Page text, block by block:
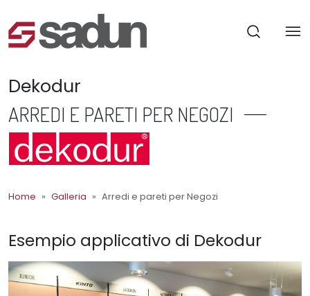
Dekodur
ARREDI E PARETI PER NEGOZI
Home Galleria Arredi e pareti per Negozi
Esempio applicativo di Dekodur